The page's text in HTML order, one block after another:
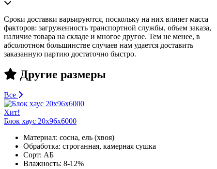
Сроки доставки варьируются, поскольку на них влияет масса
факторов: загруженность транспортной службы, объем заказа,
наличие товара на складе и многое другое. Тем не менее, в
абсолютном большинстве случаев нам удается доставить
заказанную партию достаточно быстро.
Другие размеры
Все
Хит!
Блок хаус 20х96х6000
Материал: сосна, ель (хвоя)
Обработка: строганная, камерная сушка
Сорт: АБ
Влажность: 8-12%